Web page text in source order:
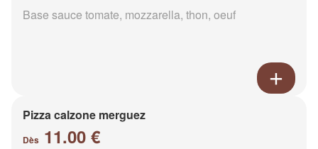
Base sauce tomate, mozzarella, thon, oeuf
Pizza calzone merguez
Dès 11.00 €